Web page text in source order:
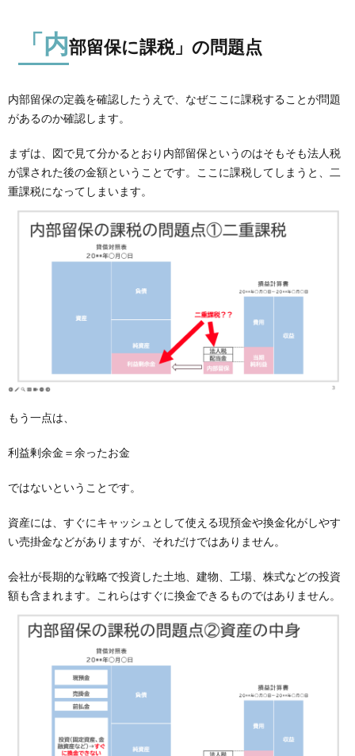
「内部留保に課税」の問題点
内部留保の定義を確認したうえで、なぜここに課税することが問題
があるのか確認します。
まずは、図で見て分かるとおり内部留保というのはそもそも法人税
が課された後の金額ということです。ここに課税してしまうと、二
重課税になってしまいます。
もう一点は、
利益剰余金＝余ったお金
ではないということです。
資産には、すぐにキャッシュとして使える現預金や換金化がしやす
い売掛金などがありますが、それだけではありません。
会社が長期的な戦略で投資した土地、建物、工場、株式などの投資
額も含まれます。これらはすぐに換金できるものではありません。